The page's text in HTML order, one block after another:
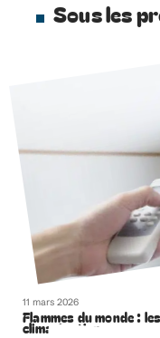
Sous les
11 mars 2026
Flammes du monde :
climatisation